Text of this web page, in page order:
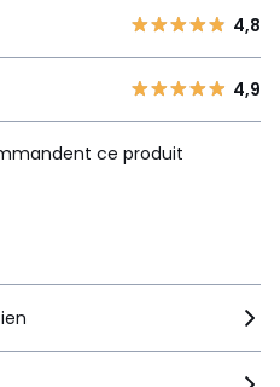
produit
4,8
Confort
4,9
100% des clients
4,8
4,9
ce produit